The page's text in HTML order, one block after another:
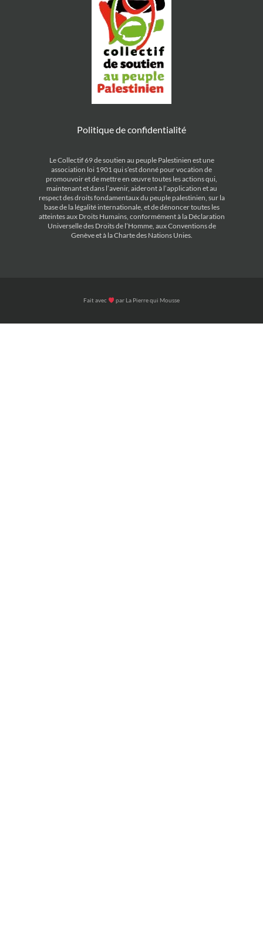
Politique de confidentialité
Le Collectif 69 de soutien au peuple Palestinien est une
association loi 1901 qui s’est donné pour vocation de
promouvoir et de mettre en œuvre toutes les actions qui,
maintenant et dans l’avenir, aideront à l’application et au
respect des droits fondamentaux du peuple palestinien, sur la
base de la légalité internationale, et de dénoncer toutes les
atteintes aux Droits Humains, conformément à la Déclaration
Universelle des Droits de l’Homme, aux Conventions de
Genève et à la Charte des Nations Unies.
Fait avec par La Pierre qui Mousse